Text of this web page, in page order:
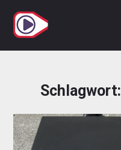
Inhalt
springen
Schlagwort: